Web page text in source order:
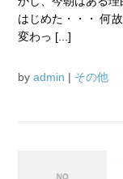
はじめた・・・ 何
変わっ [...]
by admin | その他